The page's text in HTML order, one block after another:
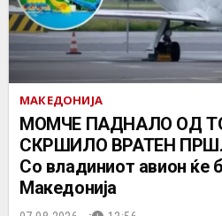
МАКЕДОНИЈА
МОМЧЕ ПАДНАЛО ОД
СКРШИЛО ВРАТЕН
Со владиниот авион ќе
Македонија